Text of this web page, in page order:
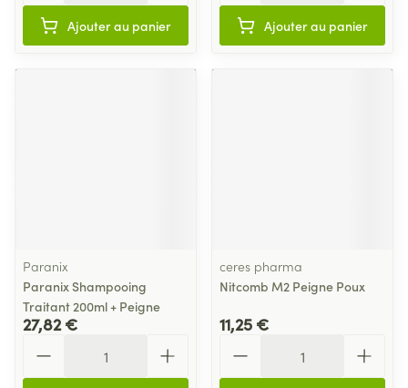
Ajouter au panier Ajouter au panier
Paranix
Paranix Shampooing
Traitant 200ml + Peigne
27,82 €
ceres pharma
Nitcomb M2 Peigne Poux
11,25 €